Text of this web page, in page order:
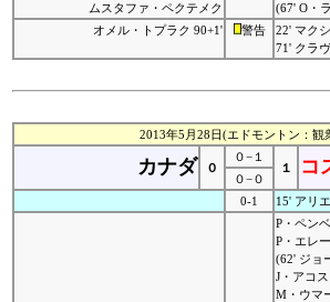
ムスタファ・ペクテメク
(67' O・
オメル・トプラク 90+1'
警告
22' マク
71' クラ
2013年5月28日(エドモントン：観
カナダ ０
０−１
１
コ
０−０
0-1
15' アリ
P・ペン
P・エレ
(62' ジョ
J・アコス
M・ウマ